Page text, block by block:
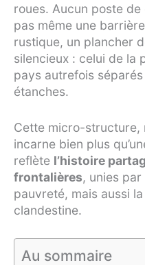
roues. Aucun poste
pas même une
rustique, un plancher
silencieux : celui de la
pays autrefois
étanches.
Cette micro-structure,
incarne bien plus
reflète l’histoire
frontalières, unies
pauvreté, mais aussi
clandestine.
Au sommaire